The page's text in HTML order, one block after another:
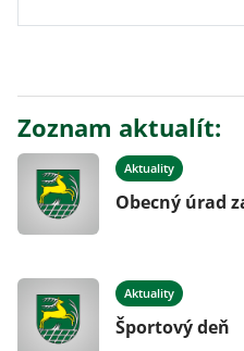
Zoznam aktualít:
Aktuality
Obecný úrad
Aktuality
Športový deň